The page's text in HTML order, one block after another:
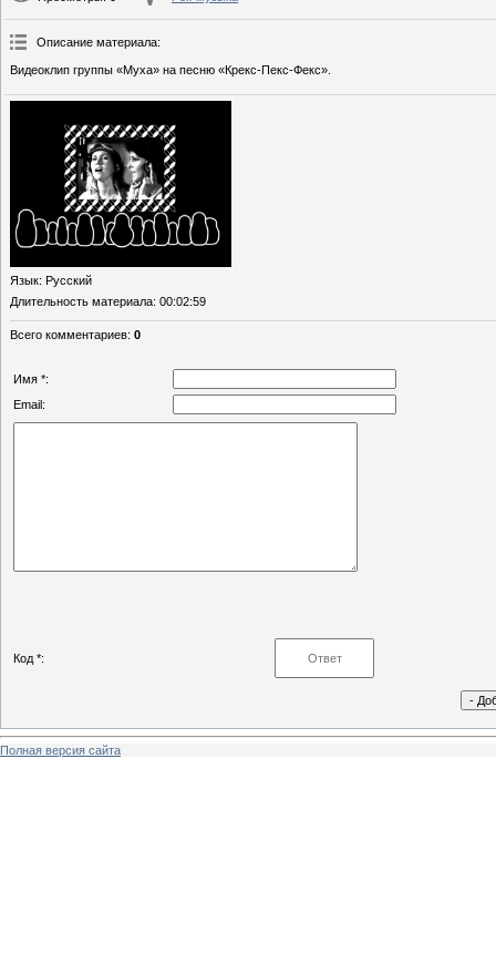
Описание материала:
Видеоклип группы «Муха» на песню «Крекс-Пекс-Фекс».
Язык: Русский
Длительность материала: 00:02:59
Всего комментариев: 0
Имя *:
Email:
Код *:
Полная версия сайта